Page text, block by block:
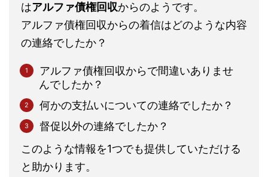
はアルファ債権回収からのようです。
アルファ債権回収からの着信はどのような内容
の連絡でしたか？
アルファ債権回収からで間違いありませ
んでしたか？
何かの支払いについての連絡でしたか？
督促以外の連絡でしたか？
このような情報を1つでも提供していただける
と助かります。